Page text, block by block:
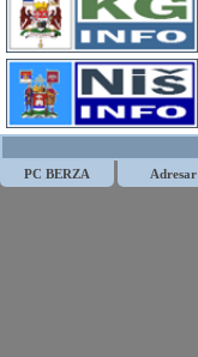
PC BERZA
Adresar